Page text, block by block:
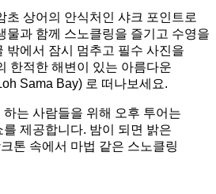
초 상어의 안식처인 샤크 포인트로
물과 함께 스노클링을 즐기고 수영을
밖에서 잠시 멈추고 필수 사진을
한적한 해변이 있는 아름다운
Sama Bay) 로 떠나보세요.
는 사람들을 위해 오후 투어는
제공합니다. 밤이 되면 밝은
톤 속에서 마법 같은 스노클링